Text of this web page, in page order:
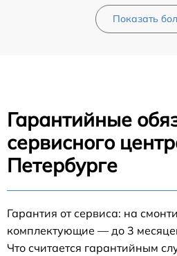
Показать
Гарантийные
сервисного
Петербурге
Гарантия от сервиса: на
комплектующие — до 3
Что считается гарантийным